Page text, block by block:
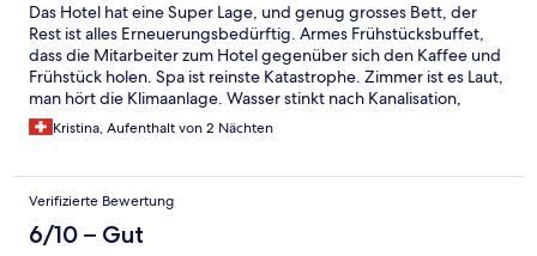
Das Hotel hat eine Super Lage, und genug grosses Bett, der
Rest ist alles Erneuerungsbedürftig. Armes Frühstücksbuffet,
dass die Mitarbeiter zum Hotel gegenüber sich den Kaffee und
Frühstück holen. Spa ist reinste Katastrophe. Zimmer ist es Laut,
man hört die Klimaanlage. Wasser stinkt nach Kanalisation,
dusche hat kein Druck, Schranktüre schwer zum öffnen. Zu
teuer für den Service. Man bezahlt nur die Lage.
Kristina, Aufenthalt von 2 Nächten
Verifizierte Bewertung
6/10 – Gut